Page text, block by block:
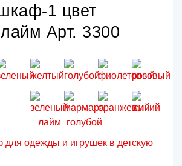
1 цвет
Арт. 3300